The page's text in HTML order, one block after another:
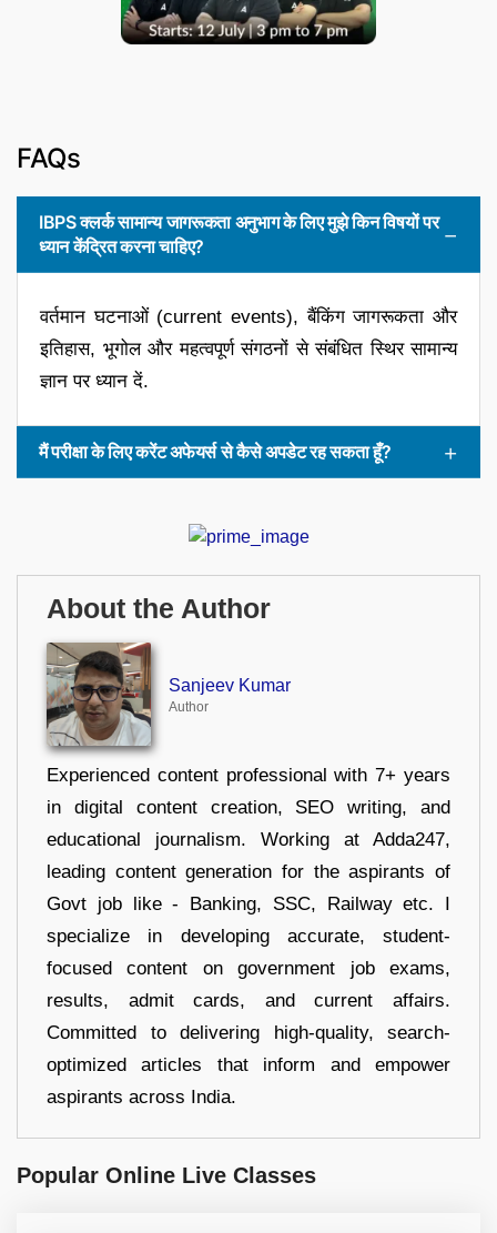
FAQs
IBPS क्लर्क सामान्य जागरूकता अनुभाग के लिए मुझे किन विषयों पर
ध्यान केंद्रित करना चाहिए?
वर्तमान घटनाओं (current events), बैंकिंग जागरूकता और
इतिहास, भूगोल और महत्वपूर्ण संगठनों से संबंधित स्थिर सामान्य
ज्ञान पर ध्यान दें.
मैं परीक्षा के लिए करेंट अफेयर्स से कैसे अपडेट रह सकता हूँ?
About the Author
Sanjeev Kumar
Author
Experienced content professional with 7+ years
in digital content creation, SEO writing, and
educational journalism. Working at Adda247,
leading content generation for the aspirants of
Govt job like - Banking, SSC, Railway etc. I
specialize in developing accurate, student-
focused content on government job exams,
results, admit cards, and current affairs.
Committed to delivering high-quality, search-
optimized articles that inform and empower
aspirants across India.
Popular Online Live Classes